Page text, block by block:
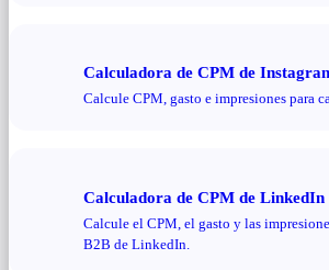
Calculadora de CPM de
Calcule CPM, gasto e impresiones para
Calculadora de CPM de LinkedIn
Calcule el CPM, el gasto y las
B2B de LinkedIn.